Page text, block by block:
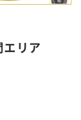
エリア